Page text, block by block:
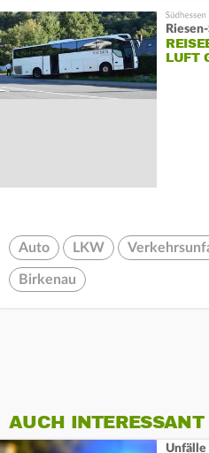
LUFT
Auto LKW
Birkenau
AUCH INTERESSANT
Unfälle